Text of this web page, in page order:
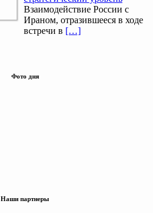
Взаимодействие России с
Ираном, отразившееся в ходе
встречи в […]
Фото дня
Наши партнеры